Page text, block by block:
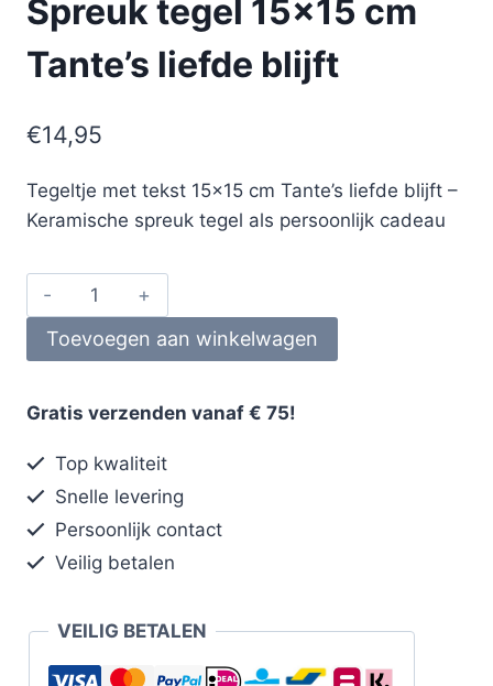
Spreuk tegel 15×15 cm
Tante’s liefde blijft
€14,95
Tegeltje met tekst 15×15 cm Tante’s liefde blijft –
Keramische spreuk tegel als persoonlijk cadeau
Toevoegen aan winkelwagen
Gratis verzenden vanaf € 75!
Top kwaliteit
Snelle levering
Persoonlijk contact
Veilig betalen
VEILIG BETALEN